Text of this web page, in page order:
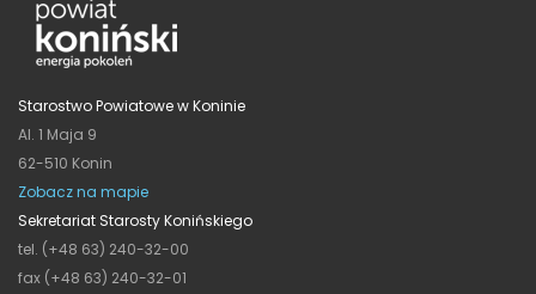
Starostwo Powiatowe w Koninie
Al. 1 Maja 9
62-510 Konin
Zobacz na mapie
Sekretariat Starosty Konińskiego
tel. (+48 63) 240-32-00
fax (+48 63) 240-32-01